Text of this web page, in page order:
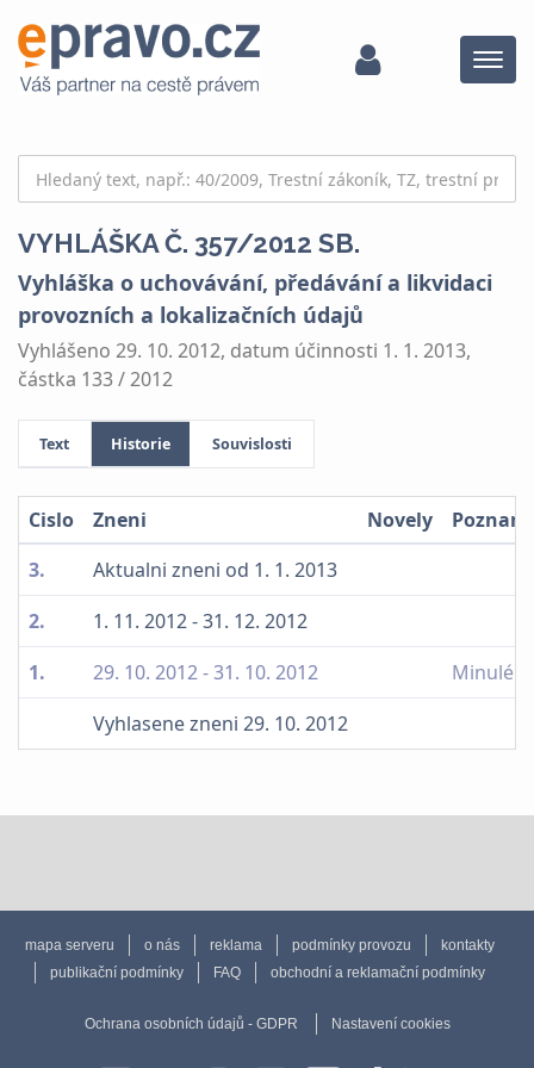
Menu
VYHLÁŠKA Č. 357/2012 SB.
Vyhláška o uchovávání, předávání a likvidaci
provozních a lokalizačních údajů
Vyhlášeno 29. 10. 2012, datum účinnosti 1. 1. 2013,
částka 133 / 2012
Text Historie Souvislosti
Cislo Zneni Novely
3.
Aktualni zneni od 1. 1. 2013
2.
1. 11. 2012 - 31. 12. 2012
1.
29. 10. 2012 - 31. 10. 2012
Minulé
Vyhlasene zneni 29. 10. 2012
mapa serveru o nás reklama podmínky provozu
kontakty
publikační podmínky
FAQ obchodní a reklamační podmínky
Ochrana osobních údajů - GDPR Nastavení cookies